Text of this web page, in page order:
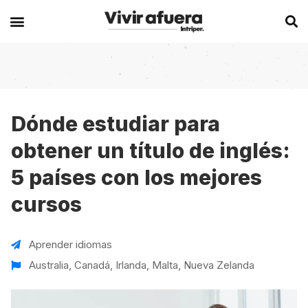
Secciones
Becas
Historias de viajeros
Intercambios
Postgrados
Voluntariados
Work
Europa
Alemania
Bélgica
Chipre
España
Irlanda
Italia
Experiencias en el extranjero
Australia
Canadá
España
Irlanda
Nueva Zelanda
Dónde estudiar para
obtener un título de inglés:
5 países con los mejores
cursos
Aprender idiomas
Australia, Canadá, Irlanda, Malta, Nueva Zelanda